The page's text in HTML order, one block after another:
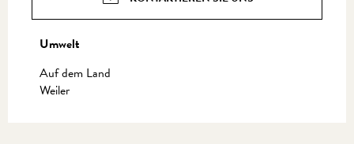
Umwelt
Umwelt
Auf dem Land
Weiler